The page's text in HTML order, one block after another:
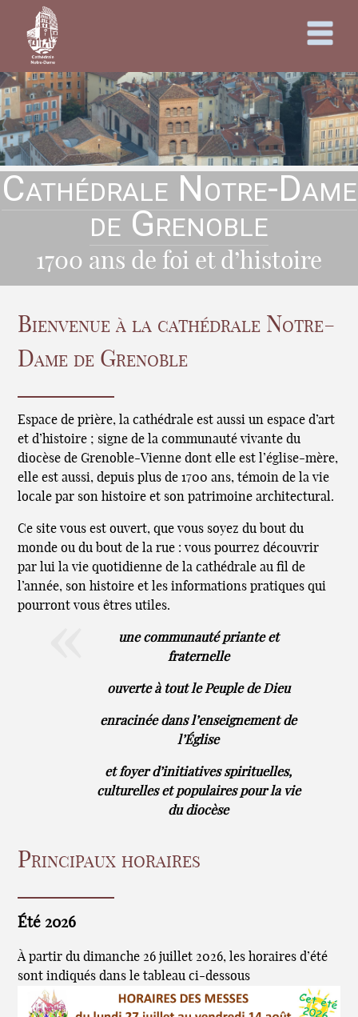
Cathédrale Notre-Dame
de Grenoble
1700 ans de foi et d’histoire
Bienvenue à la cathédrale Notre-
Dame de Grenoble
Espace de prière, la cathédrale est aussi un espace d’art
et d’histoire ; signe de la communauté vivante du
diocèse de Grenoble-Vienne dont elle est l’église-mère,
elle est aussi, depuis plus de 1700 ans, témoin de la vie
locale par son histoire et son patrimoine architectural.
Ce site vous est ouvert, que vous soyez du bout du
monde ou du bout de la rue : vous pourrez découvrir
par lui la vie quotidienne de la cathédrale au fil de
l’année, son histoire et les informations pratiques qui
pourront vous êtres utiles.
une communauté priante et
fraternelle
ouverte à tout le Peuple de Dieu
enracinée dans l’enseignement de
l’Église
et foyer d’initiatives spirituelles,
culturelles et populaires pour la vie
du diocèse
Principaux horaires
Été 2026
À partir du dimanche 26 juillet 2026, les horaires d’été
sont indiqués dans le tableau ci-dessous